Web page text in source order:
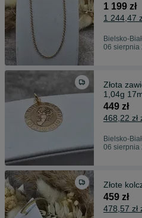
1 199 zł
1 244,47
Bielsko-
06 sierpnia
Złota
1,04g
449 zł
468,22 zł
Bielsko-
06 sierpnia
Złote
459 zł
478,57 zł